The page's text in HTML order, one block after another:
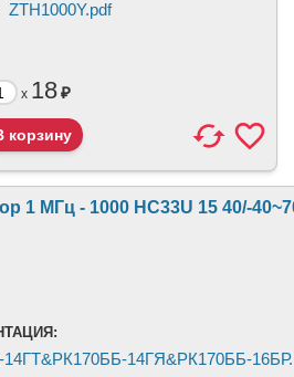
ZTH1000Y.pdf
x 18₽
1 МГц - 1000 HC33U 15 40/-
14ГЯ&РК170ББ-